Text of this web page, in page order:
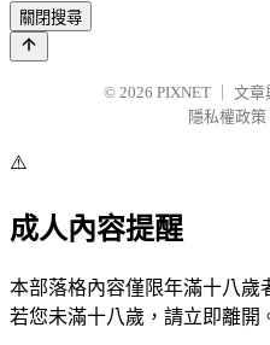
關閉搜尋
© 2026 PIXNET
文章
隱私權政策
⚠️
成人內容提醒
本部落格內容僅限年滿十八歲
若您未滿十八歲，請立即離開